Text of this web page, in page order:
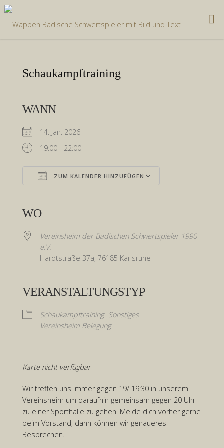
Zum
springen
Schaukampftraining
WANN
14. Jan. 2026
19:00 - 22:00
ZUM KALENDER HINZUFÜGEN
WO
Vereinsheim der Badischen Schwertspieler 1990
e.V.
Hardtstraße 37a, 76185 Karlsruhe
VERANSTALTUNGSTYP
Schaukampftraining
Sonstiges
Vereinsheim Belegung
Karte nicht verfügbar
Wir treffen uns immer gegen 19/ 19:30 in unserem
Vereinsheim um daraufhin gemeinsam gegen 20 Uhr
zu einer Sporthalle zu gehen. Melde dich vorher gerne
beim Vorstand, dann können wir genaueres
Besprechen.